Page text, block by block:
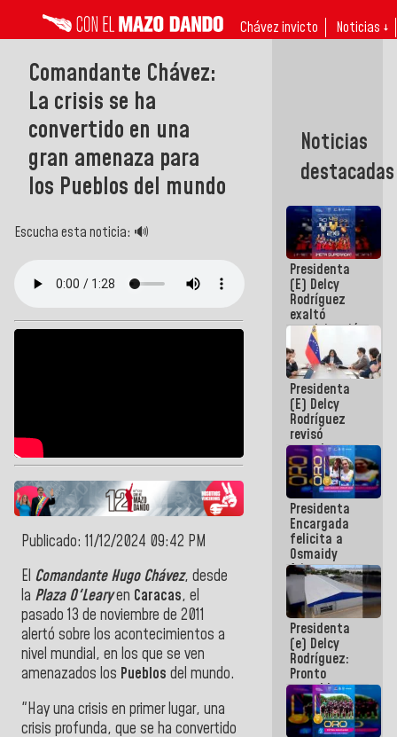
Chávez invicto Noticias ↓
Comandante Chávez:
La crisis se ha
convertido en una
gran amenaza para
los Pueblos del mundo
Escucha esta noticia: 🔊
Publicado: 11/12/2024 09:42 PM
El Comandante Hugo Chávez, desde
la Plaza O'Learyen Caracas, el
pasado 13 de noviembre de 2011
alertó sobre los acontecimientos a
nivel mundial, en los que se ven
amenazados los Pueblos del mundo.
"Hay una crisis en primer lugar, una
crisis profunda, que se ha convertido
Noticias
destacadas
Presidenta
(E) Delcy
Rodríguez
exaltó
participación
de
Venezuela
en Juegos
Centroamericanos
y del Caribe
2026
Presidenta
(E) Delcy
Rodríguez
revisó
agenda
económica y
ejecución de
fondos de
emergencia
post-sismos
Presidenta
Encargada
felicita a
Osmaidy
Arias y
Giraly
Marcano por
hacer
historia en
los
Centroamericanos
Presidenta
(e) Delcy
Rodríguez:
Pronto
restableceremos
las
operaciones